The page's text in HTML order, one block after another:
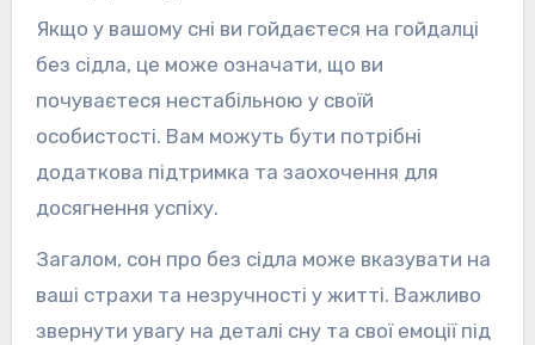
Якщо у вашому сні ви гойдаєтеся на гойдалці
без сідла, це може означати, що ви
почуваєтеся нестабільною у своїй
особистості. Вам можуть бути потрібні
додаткова підтримка та заохочення для
досягнення успіху.
Загалом, сон про без сідла може вказувати на
ваші страхи та незручності у житті. Важливо
звернути увагу на деталі сну та свої емоції під